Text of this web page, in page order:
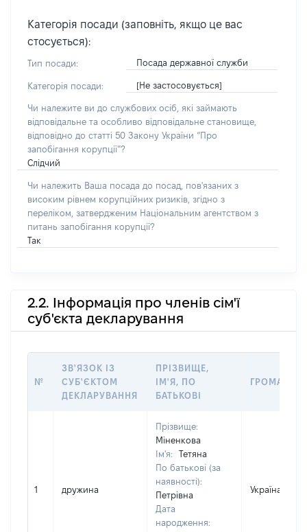
Категорія посади (заповніть, якщо це вас
стосується):
Тип посади: Посада державної служби
Категорія посади: [Не застосовується]
Чи належите ви до службових осіб, які займають
відповідальне та особливо відповідальне становище,
відповідно до статті 50 Закону України “Про
запобігання корупції”?
Слідчий
Чи належить Ваша посада до посад, пов'язаних з
високим рівнем корупційних ризиків, згідно з
переліком, затвердженим Національним агентством з
питань запобігання корупції?
Так
2.2. Інформація про членів сім'ї
суб'єкта декларування
№
ЗВ'ЯЗОК ІЗ
СУБ'ЄКТОМ
ДЕКЛАРУВАННЯ
ПРІЗВИЩЕ,
ІМ'Я, ПО
БАТЬКОВІ
1 дружина
Прізвище:
Міненкова
Ім'я:
Тетяна
По батькові (за
наявності):
Петрівна
Дата
народження:
Україна